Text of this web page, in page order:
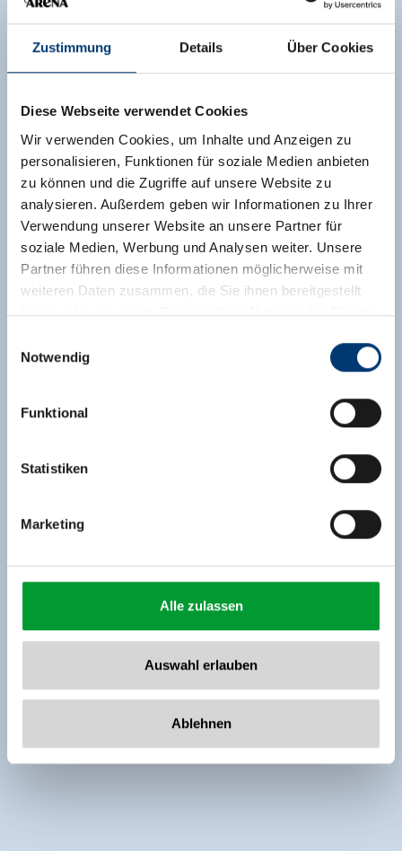
Zustimmung Details Über Cookies
Diese Webseite verwendet Cookies
Wir verwenden Cookies, um Inhalte und Anzeigen zu
personalisieren, Funktionen für soziale Medien anbieten
zu können und die Zugriffe auf unsere Website zu
analysieren. Außerdem geben wir Informationen zu Ihrer
Verwendung unserer Website an unsere Partner für
soziale Medien, Werbung und Analysen weiter. Unsere
Partner führen diese Informationen möglicherweise mit
weiteren Daten zusammen, die Sie ihnen bereitgestellt
haben oder die sie im Rahmen Ihrer Nutzung der Dienste
Rohr 23// A-6280 Zell am Ziller
www.zillertalarena.com
Notwendig
Funktional
Statistiken
Marketing
Alle zulassen
Auswahl erlauben
Ablehnen